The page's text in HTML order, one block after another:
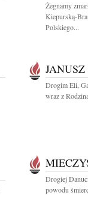
Żegnamy
Kiepurską-
Polskiego...
Drogim Eli,
wraz z
Drogiej
powodu